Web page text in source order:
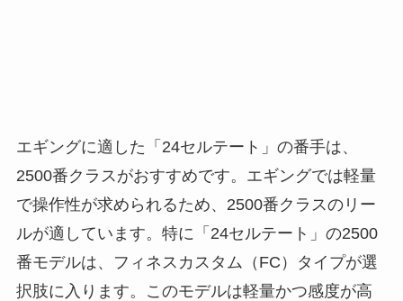
エギングに適した「24セルテート」の番手は、
2500番クラスがおすすめです。エギングでは軽量
で操作性が求められるため、2500番クラスのリー
ルが適しています。特に「24セルテート」の2500
番モデルは、フィネスカスタム（FC）タイプが選
択肢に入ります。このモデルは軽量かつ感度が高